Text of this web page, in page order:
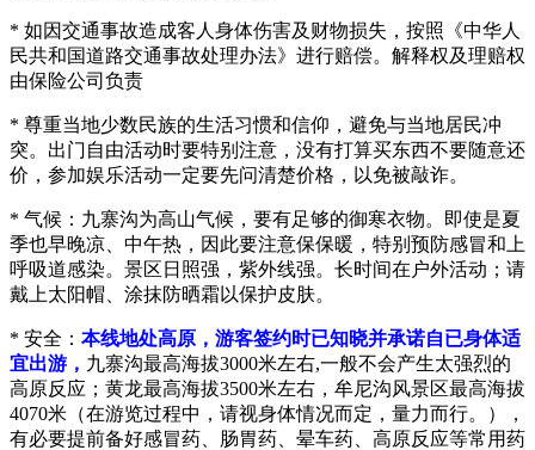
* 如因交通事故造成客人身体伤害及财物损失，按照《中华人
民共和国道路交通事故处理办法》进行赔偿。解释权及理赔权
由保险公司负责
* 尊重当地少数民族的生活习惯和信仰，避免与当地居民冲
突。出门自由活动时要特别注意，没有打算买东西不要随意还
价，参加娱乐活动一定要先问清楚价格，以免被敲诈。
* 气候：九寨沟为高山气候，要有足够的御寒衣物。即使是夏
季也早晚凉、中午热，因此要注意保保暖，特别预防感冒和上
呼吸道感染。景区日照强，紫外线强。长时间在户外活动；请
戴上太阳帽、涂抹防晒霜以保护皮肤。
* 安全： 本线地处高原，游客签约时已知晓并承诺自已身体适
宜出游， 九寨沟最高海拔3000米左右,一般不会产生太强烈的
高原反应；黄龙最高海拔3500米左右， 牟尼沟风景区最高海拔
4070米 （在游览过程中，请视身体情况而定，量力而行。），
有必要提前备好感冒药、肠胃药、晕车药、高原反应等常用药